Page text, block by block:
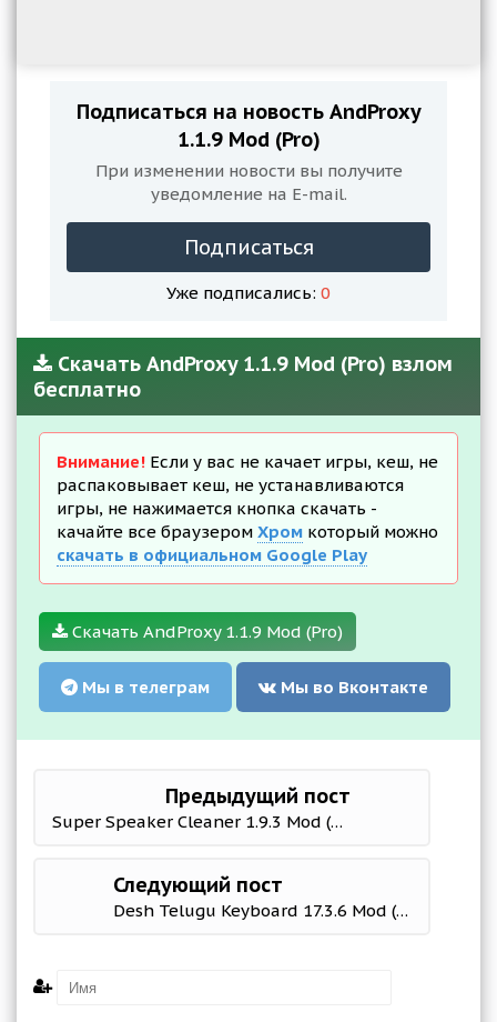
Подписаться на новость AndProxy
1.1.9 Mod (Pro)
При изменении новости вы получите
уведомление на E-mail.
Подписаться
Уже подписались: 0
Скачать AndProxy 1.1.9 Mod (Pro) взлом
бесплатно
Внимание! Если у вас не качает игры, кеш, не
распаковывает кеш, не устанавливаются
игры, не нажимается кнопка скачать -
качайте все браузером Хром который можно
скачать в официальном Google Play
Скачать AndProxy 1.1.9 Mod (Pro)
Мы в телеграм Мы во Вконтакте
Предыдущий пост
Super Speaker Cleaner 1.9.3 Mod (Unlocked)
Следующий пост
Desh Telugu Keyboard 17.3.6 Mod (Premium)